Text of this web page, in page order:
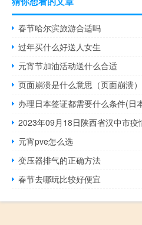
春节哈尔滨旅游合适吗
过年买什么好送人女生
元宵节加油活动送什么合适
页面崩溃是什么意思（页面崩溃）
办理日本签证都需要什么条件(日
元宵pve怎么选
变压器排气的正确方法
春节去哪玩比较好便宜